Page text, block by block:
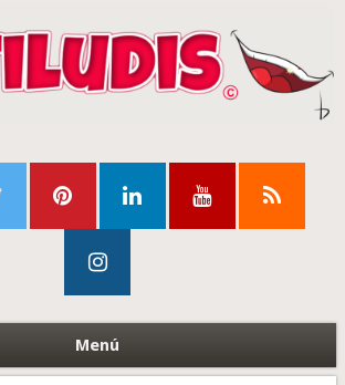
Menú